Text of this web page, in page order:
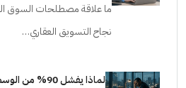
ما علاقة مصطلحات السوق
نجاح التسويق العقاري…
لماذا يفشل 90%